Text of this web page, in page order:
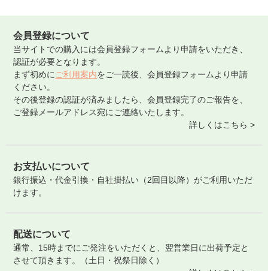
会員登録について
当サイトでの購入には会員登録フォームより申請をいただき、
認証が必要となります。
まず初めに ご利用案内をご一読後、会員登録フォームより申請
ください。
その後登録の認証が済みましたら、会員登録完了のご報告を、
ご登録メールアドレス宛にご連絡いたします。
詳しくはこちら >
お支払いについて
銀行振込・代金引換・自社掛払い（2回目以降）がご利用いただ
けます。
配送について
通常、15時までにご発注をいただくと、翌営業日に出荷予定と
させて頂きます。（土日・祝祭日除く）